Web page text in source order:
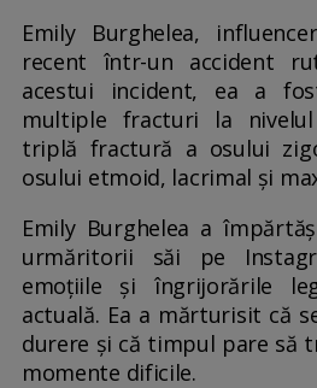
Emily Burghelea,
recent într-un accident
acestui incident, ea a
multiple fracturi la
triplă fractură a osului
osului etmoid, lacrimal și
Emily Burghelea a
urmăritorii săi pe
emoțiile și îngrijorările
actuală. Ea a mărturisit că
durere și că timpul pare să
momente dificile.